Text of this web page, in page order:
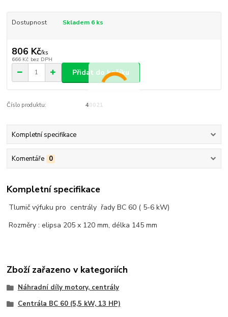
Dostupnost Skladem 6 ks
806 Kč/ks
666 Kč bez DPH
Přidat do košíku
Číslo produktu: 40021
Kompletní specifikace
Komentáře 0
Kompletní specifikace
Tlumič výfuku pro centrály řady BC 60 ( 5-6 kW)
Rozměry : elipsa 205 x 120 mm, délka 145 mm
Zboží zařazeno v kategoriích
Náhradní díly motory, centrály
Centrála BC 60 (5,5 kW, 13 HP)